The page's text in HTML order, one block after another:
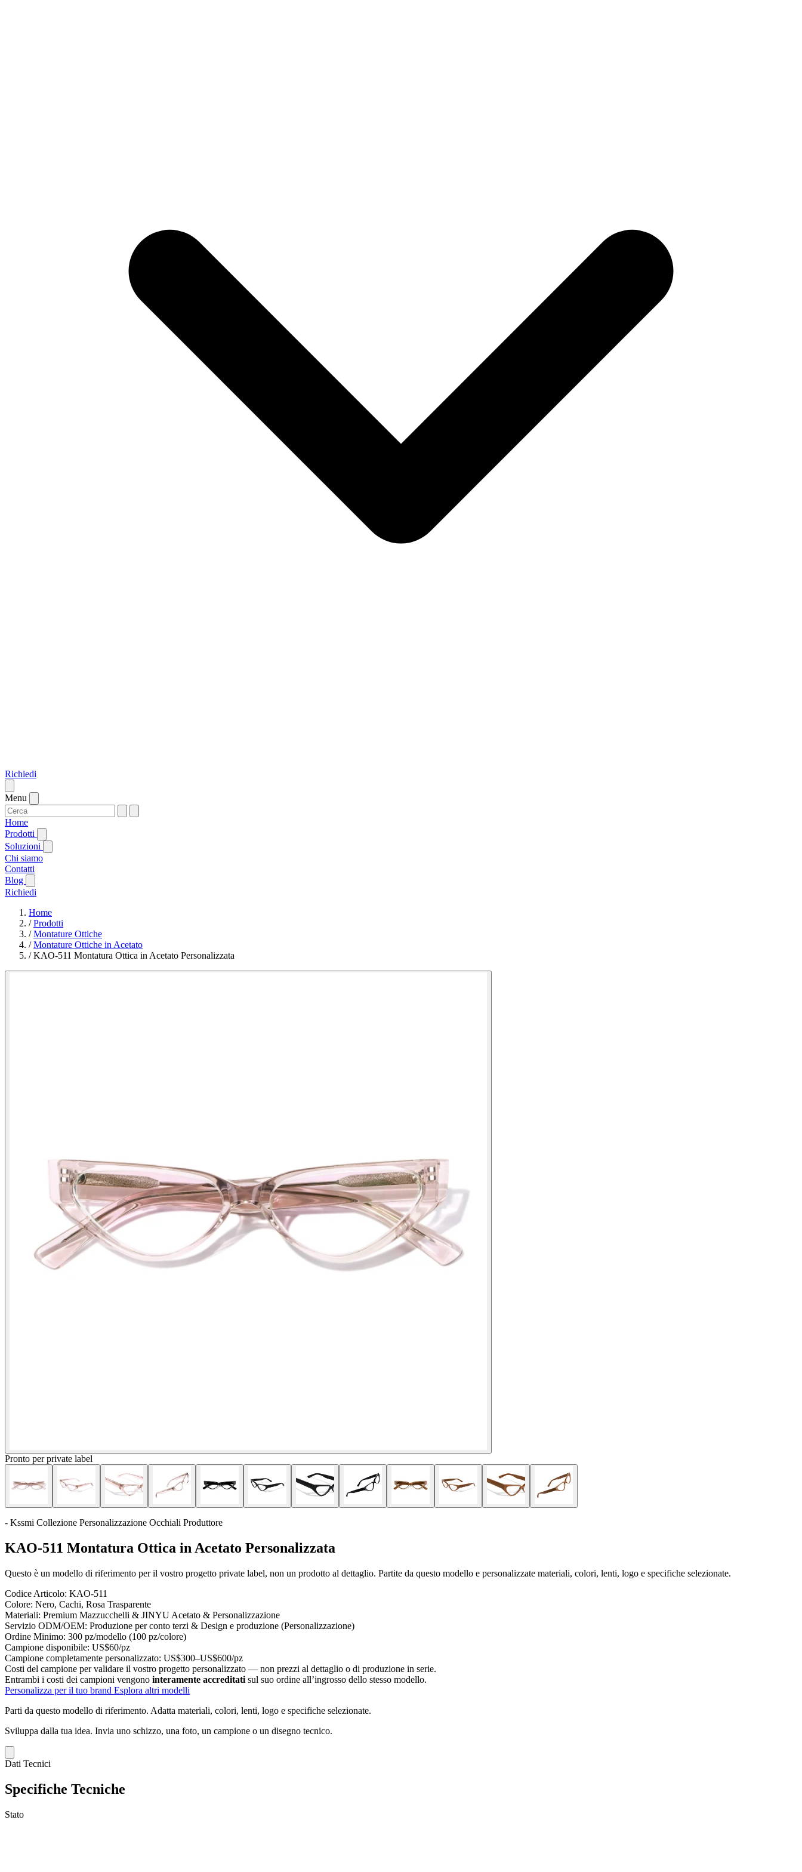
Richiedi
Menu
Home
Prodotti
Soluzioni
Chi siamo
Contatti
Blog
Richiedi
Home
/Prodotti
/Montature Ottiche
/Montature Ottiche in Acetato
/KAO-511 Montatura Ottica in Acetato Personalizzata
Pronto per private label
- Kssmi Collezione Personalizzazione Occhiali Produttore
KAO-511 Montatura Ottica in Acetato Personalizzata
Questo è un modello di riferimento per il vostro progetto private label, non un prodotto al dettaglio. Partite da questo modello e personalizzate materiali, colori, lenti, logo e specifiche selezionate.
Codice Articolo: KAO-511
Colore: Nero, Cachi, Rosa Trasparente
Materiali: Premium Mazzucchelli & JINYU Acetato & Personalizzazione
Servizio ODM/OEM: Produzione per conto terzi & Design e produzione (Personalizzazione)
Ordine Minimo: 300 pz/modello (100 pz/colore)
Campione disponibile: US$60/pz
Campione completamente personalizzato: US$300–US$600/pz
Costi del campione per validare il vostro progetto personalizzato — non prezzi al dettaglio o di produzione in serie.
Entrambi i costi dei campioni vengono interamente accreditati sul suo ordine all’ingrosso dello stesso modello.
Personalizza per il tuo brand Esplora altri modelli
Parti da questo modello di riferimento. Adatta materiali, colori, lenti, logo e specifiche selezionate.
Sviluppa dalla tua idea. Invia uno schizzo, una foto, un campione o un disegno tecnico.
Dati Tecnici
Specifiche Tecniche
Stato